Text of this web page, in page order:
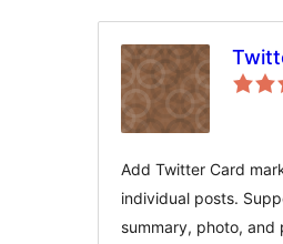
Add Twitter Card
individual posts.
summary, photo, and